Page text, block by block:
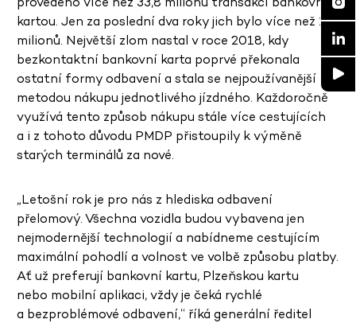
kartou. Jen za poslední dva roky jich bylo více než 10
milionů. Největší zlom nastal v roce 2018, kdy
bezkontaktní bankovní karta poprvé překonala
ostatní formy odbavení a stala se nejpoužívanější
metodou nákupu jednotlivého jízdného. Každoročně
využívá tento způsob nákupu stále více cestujících
a i z tohoto důvodu PMDP přistoupily k výměně
starých terminálů za nové.
„Letošní rok je pro nás z hlediska odbavení
přelomový. Všechna vozidla budou vybavena jen
nejmodernější technologií a nabídneme cestujícím
maximální pohodlí a volnost ve volbě způsobu platby.
Ať už preferují bankovní kartu, Plzeňskou kartu
nebo mobilní aplikaci, vždy je čeká rychlé
a bezproblémové odbavení,“ říká generální ředitel